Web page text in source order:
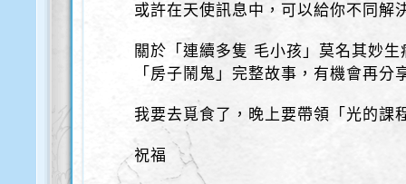
或許在天使訊息中，可以給你不同解
關於「連續多隻 毛小孩」莫名其妙生
「房子鬧鬼」完整故事，有機會再分
我要去覓食了，晚上要帶領「光的課
祝福